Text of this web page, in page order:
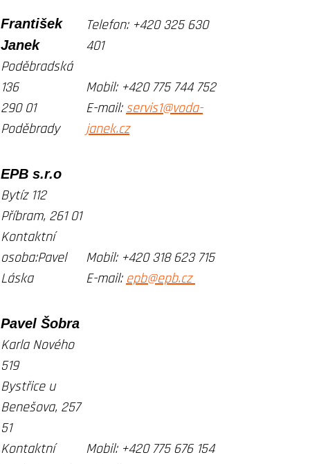
František
Janek
Poděbradská
136
290 01
Poděbrady
Telefon:+420 325 630
401
Mobil:+420 775 744 752
E-mail: servis1@voda-
janek.cz
EPB s.r.o
Bytíz 112
Příbram, 261 01
Kontaktní
osoba:Pavel
Láska
Mobil:+420 318 623 715
E-mail: epb@epb.cz
Pavel Šobra
Karla Nového
519
Bystřice u
Benešova, 257
51
Kontaktní
Mobil:+420 775 676 154